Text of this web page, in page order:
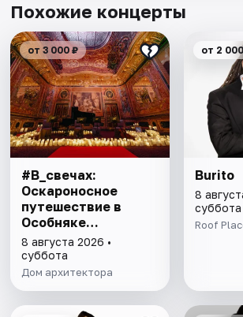
Похожие концерты
от 3 000 ₽
#В_свечах:
Оскароносное
путешествие в
Особняке
Половцова
8 августа 2026 •
суббота
Дом архитектора
от 2
Burito
8
суббота
Roof